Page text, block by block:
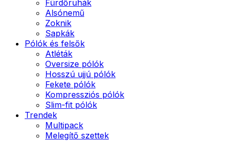
Fürdőruhák
Alsónemű
Zoknik
Sapkák
Pólók és felsők
Atléták
Oversize pólók
Hosszú ujjú pólók
Fekete pólók
Kompressziós pólók
Slim-fit pólók
Trendek
Multipack
Melegítő szettek